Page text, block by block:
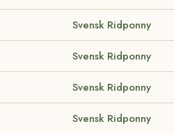
Svensk Ridponny
Svensk Ridponny
Svensk Ridponny
Svensk Ridponny